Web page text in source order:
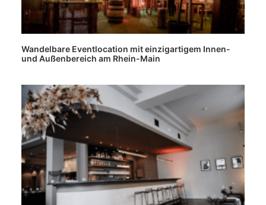
Wandelbare Eventlocation mit einzigartigem Innen-
und Außenbereich am Rhein-Main